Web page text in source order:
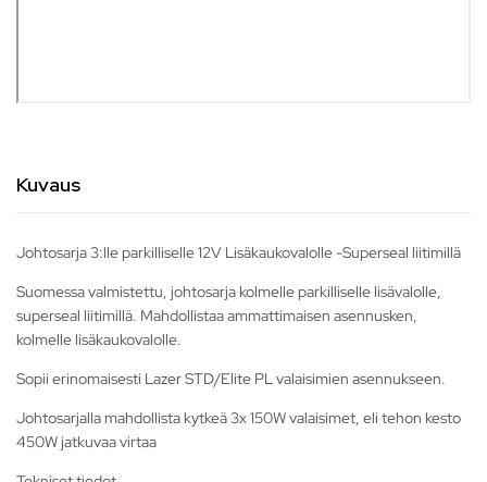
Kuvaus
Johtosarja 3:lle parkilliselle 12V Lisäkaukovalolle -Superseal liitimillä
Suomessa valmistettu, johtosarja kolmelle parkilliselle lisävalolle,
superseal liitimillä. Mahdollistaa ammattimaisen asennusken,
kolmelle lisäkaukovalolle.
Sopii erinomaisesti Lazer STD/Elite PL valaisimien asennukseen.
Johtosarjalla mahdollista kytkeä 3x 150W valaisimet, eli tehon kesto
450W jatkuvaa virtaa